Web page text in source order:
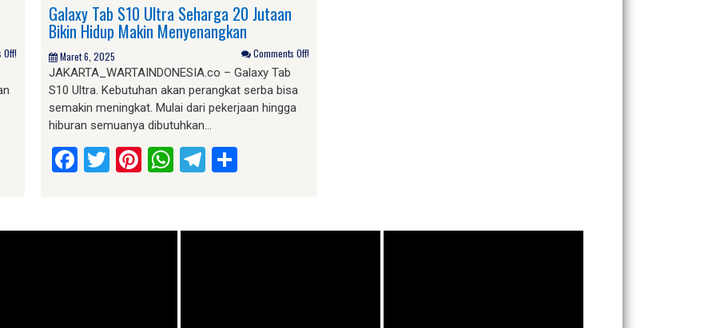
Galaxy Tab S10 Ultra Seharga 20 Jutaan
Bikin Hidup Makin Menyenangkan
Maret 6, 2025 Comments Off!
JAKARTA_WARTAINDONESIA.co – Galaxy Tab
S10 Ultra. Kebutuhan akan perangkat serba bisa
semakin meningkat. Mulai dari pekerjaan hingga
hiburan semuanya dibutuhkan…
Facebook
Twitter
Pinterest
WhatsApp
Telegram
Share